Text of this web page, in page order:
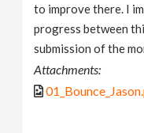
to improve there. I
progress between
submission of the
Attachments: